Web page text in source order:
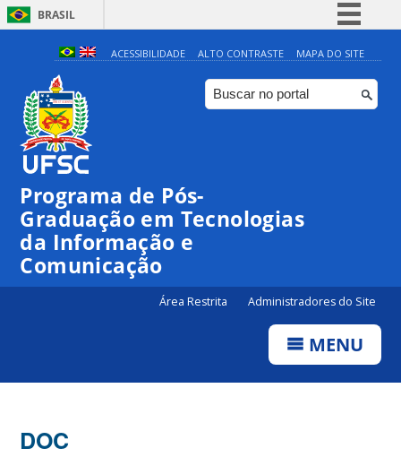
BRASIL
Simplifique!
Comunica BR
Participe
ACESSIBILIDADE ALTO CONTRASTE MAPA DO SITE
Programa de Pós-
Graduação em Tecnologias
da Informação e
Comunicação
Área Restrita Administradores do Site
MENU
DOC